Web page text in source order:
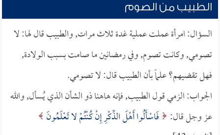
الطبيب من الصوم
السؤال: امرأة عملت عملية غدة ثلاث مرات, والطبيب قال لها: لا
تصومي, وكانت تصوم, وفي رمضانين ما صامت بسبب الولادة,
فهل تقضيهم؟ علماً بأن الطبيب قال: لا تصومي.
الجواب: الزمي قول الطبيب, فإنه هاهنا ذو الشأن الذي يُسأل, والله
عز وجل قال:
فَاسْأَلُوا أَهْلَ الذِّكْرِ إِنْ كُنْتُمْ لا تَعْلَمُونَ